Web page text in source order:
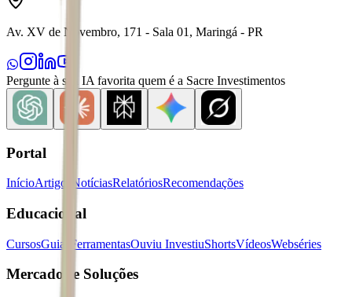
Av. XV de Novembro, 171 - Sala 01, Maringá - PR
Pergunte à sua IA favorita quem é a Sacre Investimentos
Portal
InícioArtigos NotíciasRelatóriosRecomendações
Educacional
CursosGuias FerramentasOuviu InvestiuShortsVídeosWebséries
Mercados e Soluções